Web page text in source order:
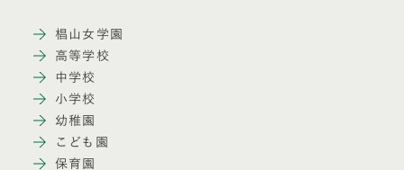
椙山女学園
高等学校
中学校
小学校
幼稚園
こども園
保育園